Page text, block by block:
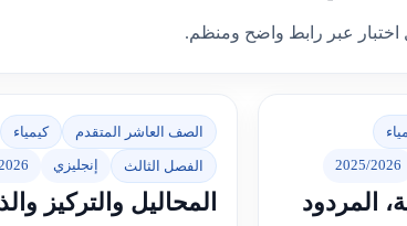
اختبار عبر رابط واضح ومنظم.
2025/2026
المردود
الصف العاشر المتقدم كيمياء
الفصل الثالث إنجليزي
المحاليل والتركيز